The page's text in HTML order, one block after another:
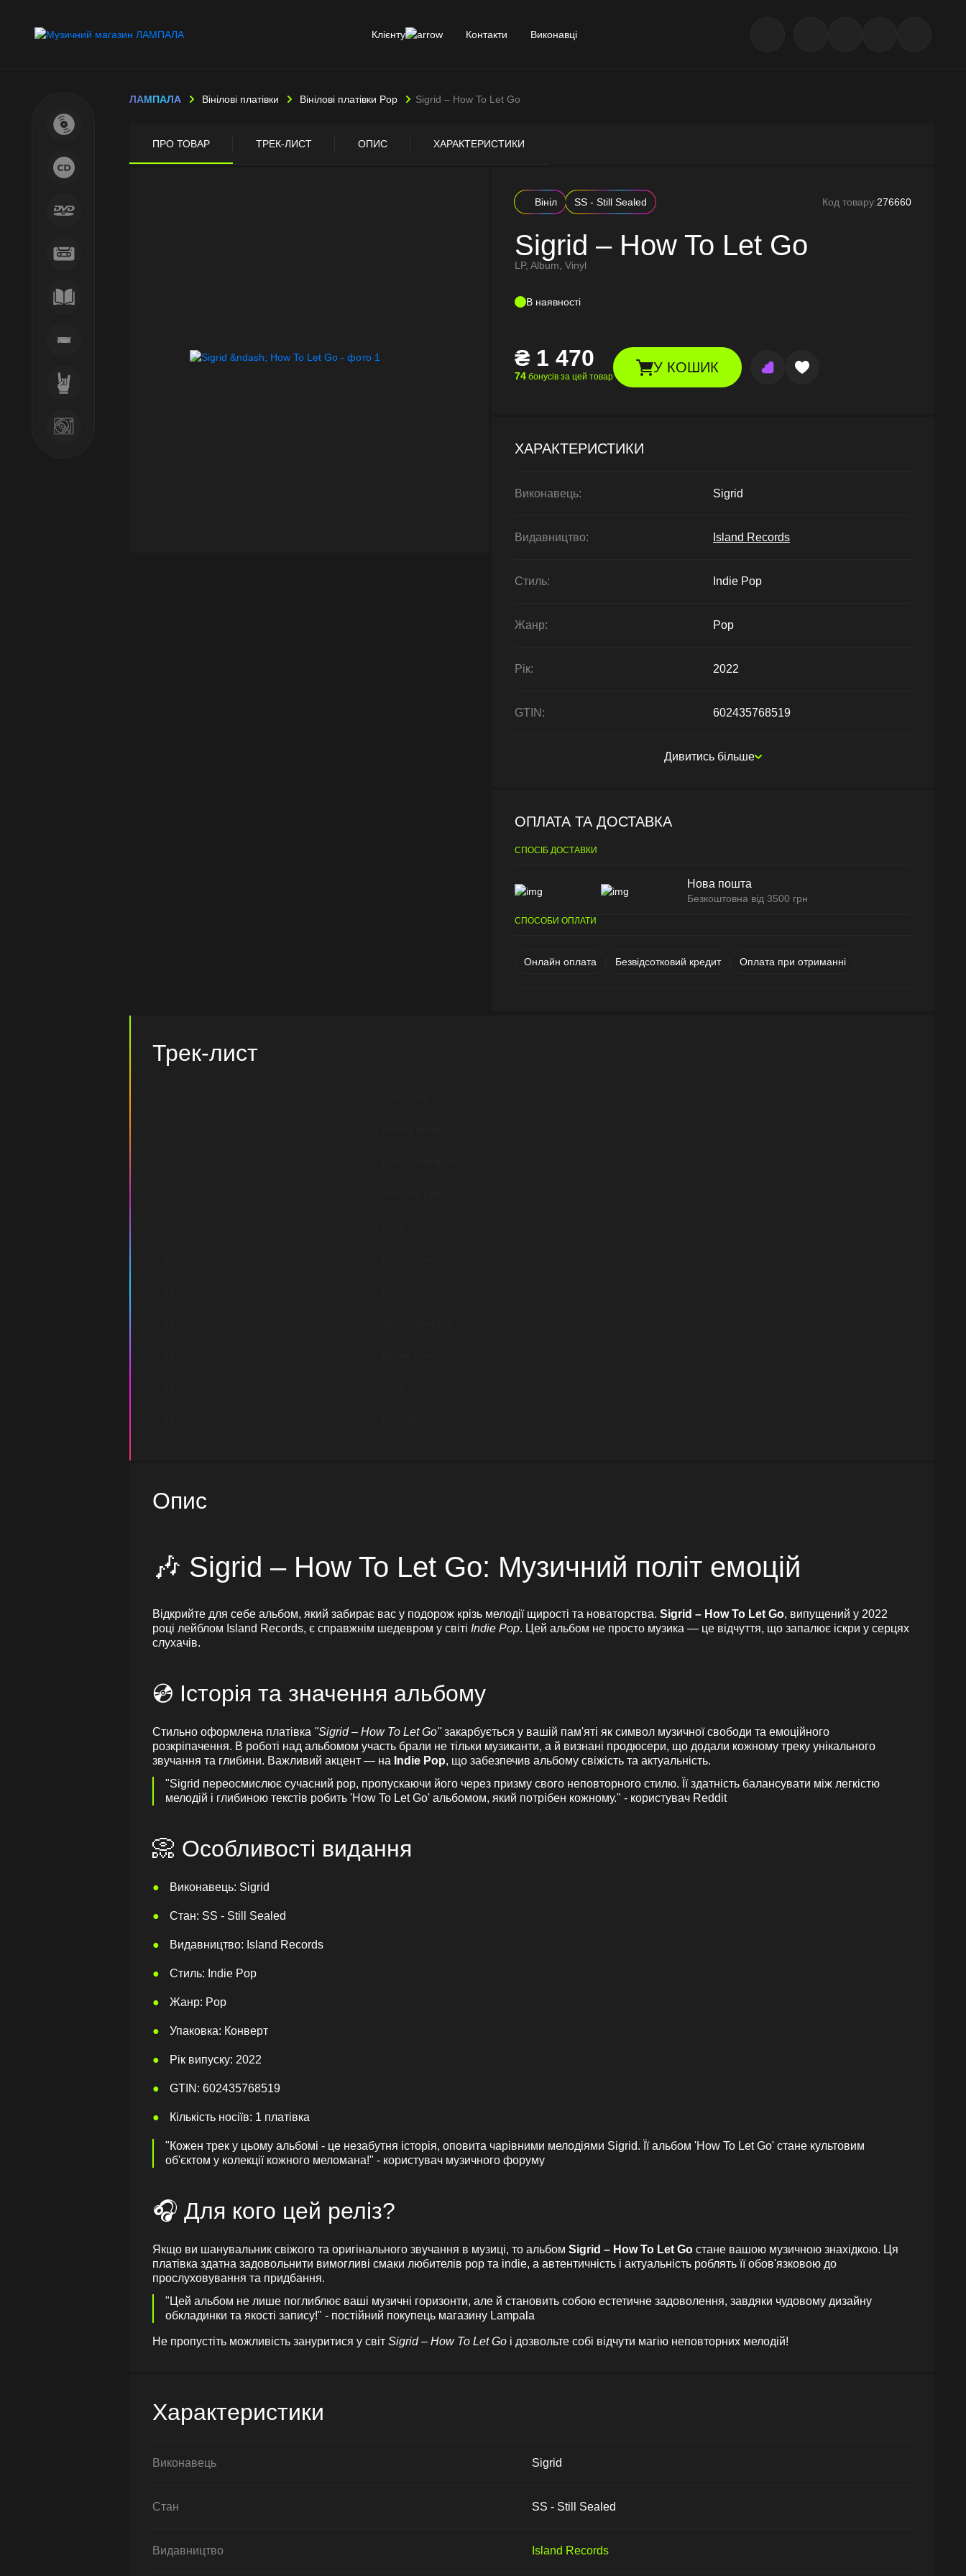
Клієнту Контакти Виконавці
ЛАМПАЛА Вінілові платівки Вінілові платівки Pop Sigrid – How To Let Go
ПРО ТОВАР ТРЕК-ЛИСТ ОПИС ХАРАКТЕРИСТИКИ
Вініл SS - Still Sealed Код товару:276660
Sigrid – How To Let Go
LP, Album, Vinyl
В наявності
₴ 1 470
74 бонусів за цей товар
У КОШИК
ХАРАКТЕРИСТИКИ
Виконавець: Sigrid
Видавництво: Island Records
Стиль: Indie Pop
Жанр: Pop
Рік: 2022
GTIN: 602435768519
Дивитись більше
ОПЛАТА ТА ДОСТАВКА
СПОСІБ ДОСТАВКИ
Нова пошта
Безкоштовна від 3500 грн
СПОСОБИ ОПЛАТИ
Онлайн оплата Безвідсотковий кредит Оплата при отриманні
Трек-лист
Опис
🎶 Sigrid – How To Let Go: Музичний політ емоцій
Відкрийте для себе альбом, який забирає вас у подорож крізь мелодії щирості та новаторства. Sigrid – How To Let Go, випущений у 2022
році лейблом Island Records, є справжнім шедевром у світі Indie Pop. Цей альбом не просто музика — це відчуття, що запалює іскри у серцях
слухачів.
💿 Історія та значення альбому
Стильно оформлена платівка "Sigrid – How To Let Go"закарбується у вашій пам'яті як символ музичної свободи та емоційного
розкріпачення. В роботі над альбомом участь брали не тільки музиканти, а й визнані продюсери, що додали кожному треку унікального
звучання та глибини. Важливий акцент — на Indie Pop, що забезпечив альбому свіжість та актуальність.
"Sigrid переосмислює сучасний pop, пропускаючи його через призму свого неповторного стилю. Її здатність балансувати між легкістю
мелодій і глибиною текстів робить 'How To Let Go' альбомом, який потрібен кожному." - користувач Reddit
📀 Особливості видання
Виконавець: Sigrid
Стан: SS - Still Sealed
Видавництво: Island Records
Стиль: Indie Pop
Жанр: Pop
Упаковка: Конверт
Рік випуску: 2022
GTIN: 602435768519
Кількість носіїв: 1 платівка
"Кожен трек у цьому альбомі - це незабутня історія, оповита чарівними мелодіями Sigrid. Її альбом 'How To Let Go' стане культовим
об'єктом у колекції кожного меломана!" - користувач музичного форуму
🎧 Для кого цей реліз?
Якщо ви шанувальник свіжого та оригінального звучання в музиці, то альбом Sigrid – How To Let Go стане вашою музичною знахідкою. Ця
платівка здатна задовольнити вимогливі смаки любителів pop та indie, а автентичність і актуальність роблять її обов'язковою до
прослуховування та придбання.
"Цей альбом не лише поглиблює ваші музичні горизонти, але й становить собою естетичне задоволення, завдяки чудовому дизайну
обкладинки та якості запису!" - постійний покупець магазину Lampala
Не пропустіть можливість зануритися у світ Sigrid – How To Let Go і дозвольте собі відчути магію неповторних мелодій!
Характеристики
Виконавець Sigrid
Стан SS - Still Sealed
Видавництво Island Records